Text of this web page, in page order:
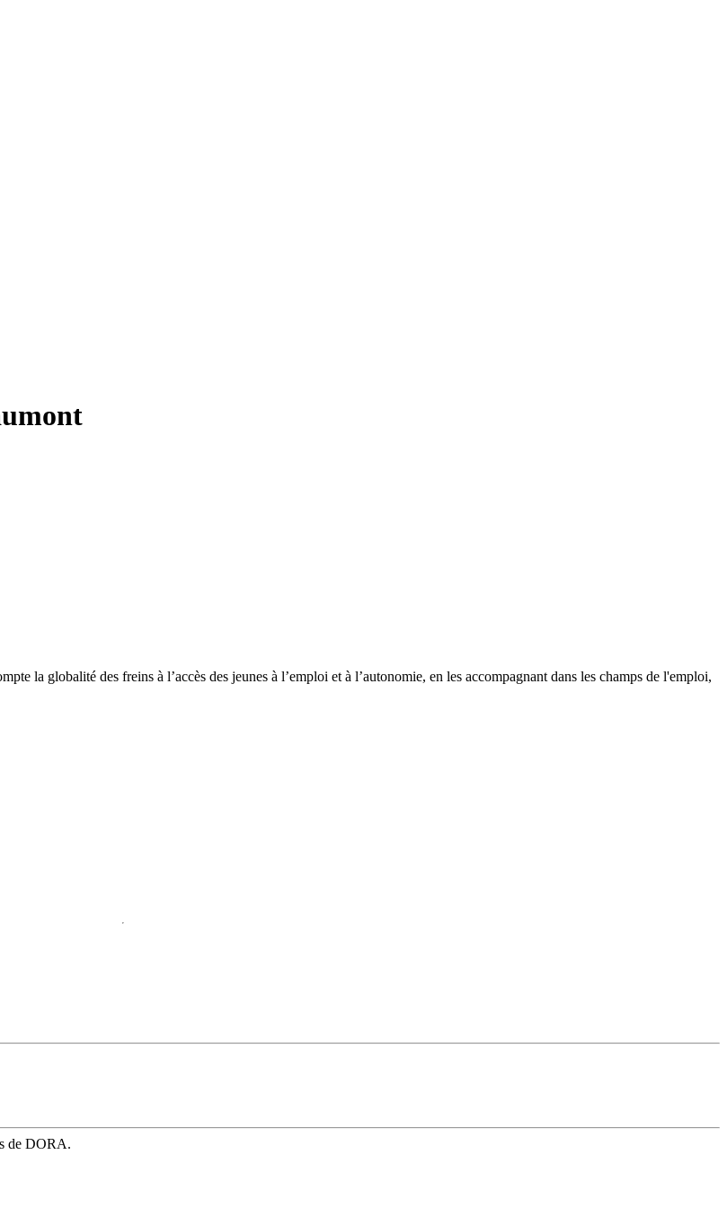
la globalité des freins à l’accès des jeunes à l’emploi et à l’autonomie, en les accompagnant dans les champs de l'emploi,
de DORA.